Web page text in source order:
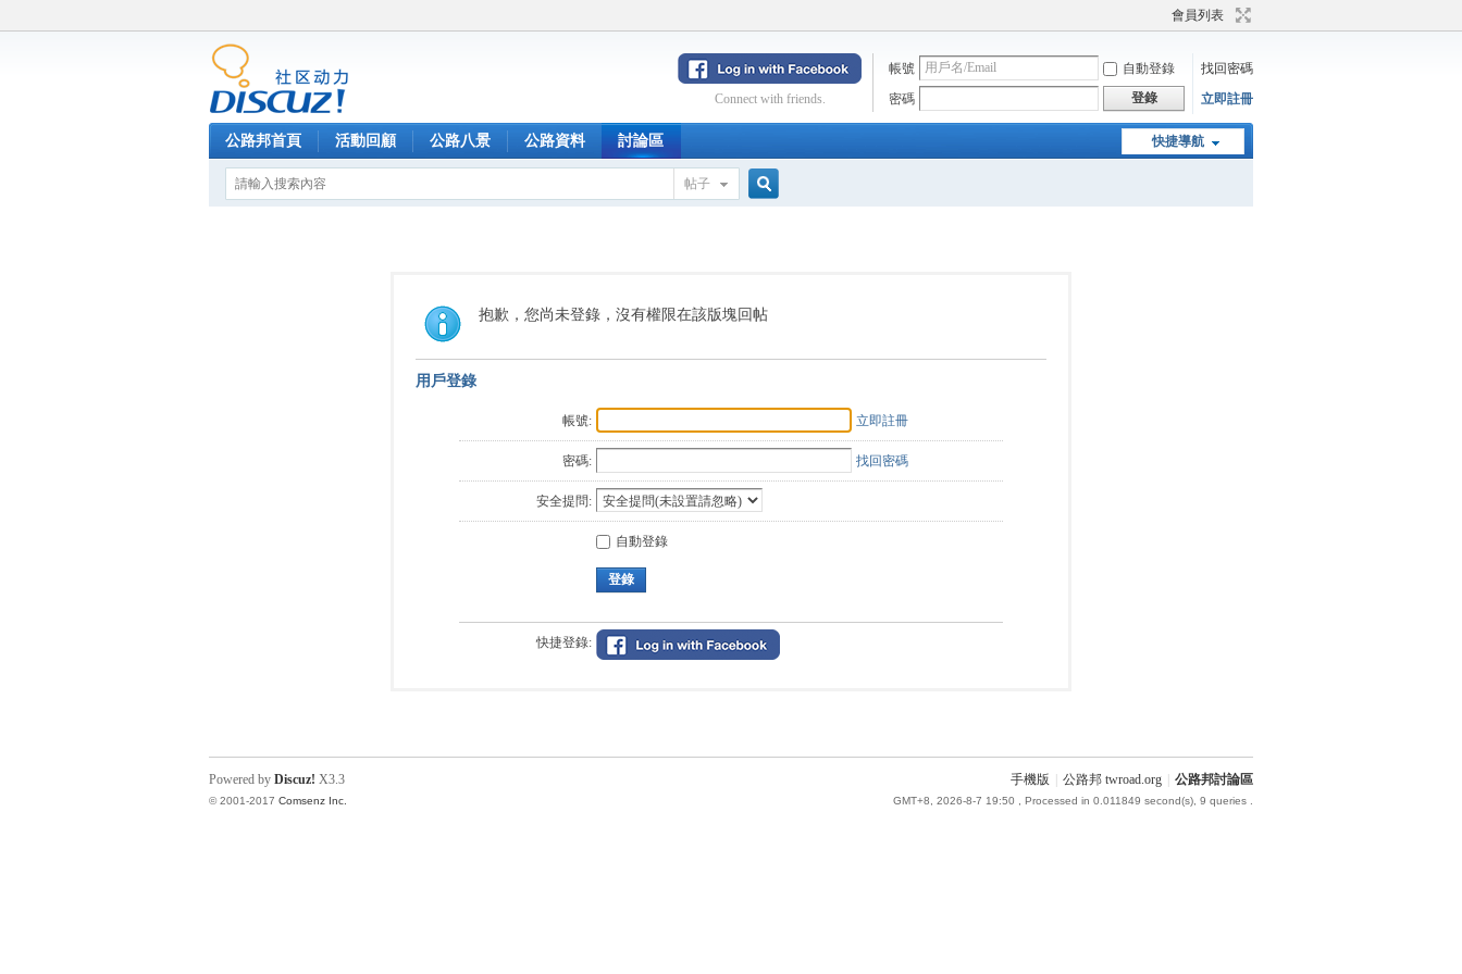
會員列表
帳號 自動登錄
找回密碼
密碼
登錄 立即註冊
Connect with friends.
快捷導航
公路邦首頁 活動回顧 公路八景 公路資料 討論區
帖子
索
抱歉，您尚未登錄，沒有權限在該版塊回帖
用戶登錄
帳號: 立即註冊
密碼: 找回密碼
安全提問:
自動登錄
登錄
快捷登錄:
手機版 公路邦 twroad.org 公路邦討論區
GMT+8, 2026-8-7 19:50 , Processed in 0.011849 second(s), 9 queries .
Powered by Discuz! X3.3
© 2001-2017 Comsenz Inc.